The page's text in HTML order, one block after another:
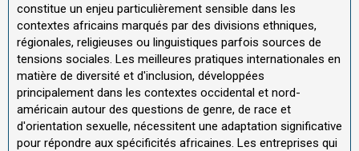
constitue un enjeu particulièrement sensible dans les
contextes africains marqués par des divisions ethniques,
régionales, religieuses ou linguistiques parfois sources de
tensions sociales. Les meilleures pratiques internationales en
matière de diversité et d'inclusion, développées
principalement dans les contextes occidental et nord-
américain autour des questions de genre, de race et
d'orientation sexuelle, nécessitent une adaptation significative
pour répondre aux spécificités africaines. Les entreprises qui